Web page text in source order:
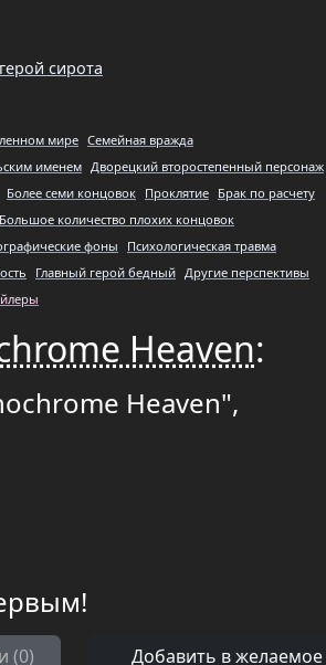
сирота
мире Семейная вражда
именем Дворецкий второстепенный персонаж
Более семи концовок Проклятие Брак по расчету
Большое количество плохих концовок
фоны
Психологическая травма
Главный герой бедный Другие перспективы
Heaven:
Heaven",
(0) Добавить в желаемое